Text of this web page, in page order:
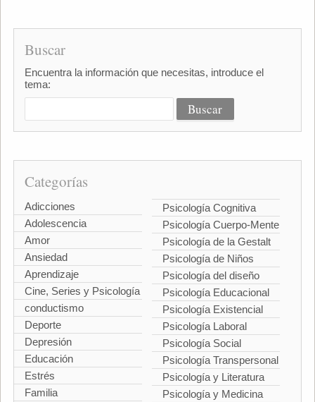
Buscar
Encuentra la información que necesitas, introduce el
tema:
Categorías
Adicciones
Adolescencia
Amor
Ansiedad
Aprendizaje
Cine, Series y Psicología
conductismo
Deporte
Depresión
Educación
Estrés
Familia
Psicología Cognitiva
Psicología Cuerpo-Mente
Psicología de la Gestalt
Psicología de Niños
Psicología del diseño
Psicología Educacional
Psicología Existencial
Psicología Laboral
Psicología Social
Psicología Transpersonal
Psicología y Literatura
Psicología y Medicina